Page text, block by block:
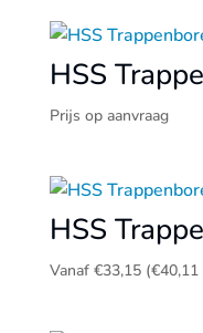
HSS
Prijs op aanvraag
HSS
Vanaf €33,15 (€40,11